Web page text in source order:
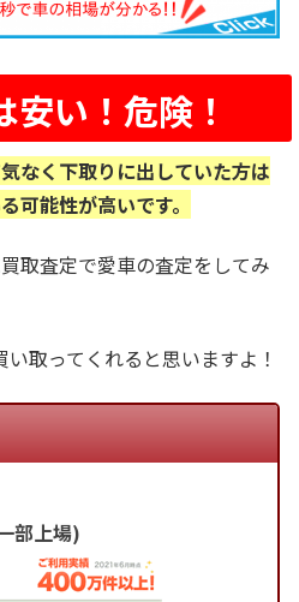
い！危険！
なく下取りに出していた方は
可能性が高いです。
取査定で愛車の査定をしてみ
取ってくれると思いますよ！
部上場)